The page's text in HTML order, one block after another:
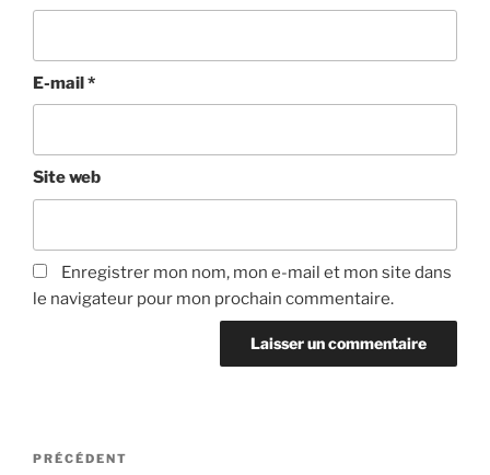
E-mail*
Site web
Enregistrer mon nom, mon e-mail et mon site dans
le navigateur pour mon prochain commentaire.
Navigation
Article
PRÉCÉDENT